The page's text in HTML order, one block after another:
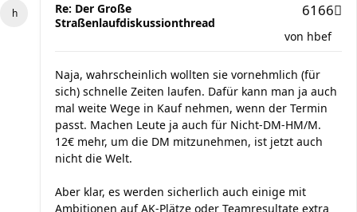
Re: Der Große
Straßenlaufdiskussionthread
6166
von hbef
Naja, wahrscheinlich wollten sie vornehmlich (für
sich) schnelle Zeiten laufen. Dafür kann man ja auch
mal weite Wege in Kauf nehmen, wenn der Termin
passt. Machen Leute ja auch für Nicht-DM-HM/M.
12€ mehr, um die DM mitzunehmen, ist jetzt auch
nicht die Welt.
Aber klar, es werden sicherlich auch einige mit
Ambitionen auf AK-Plätze oder Teamresultate extra